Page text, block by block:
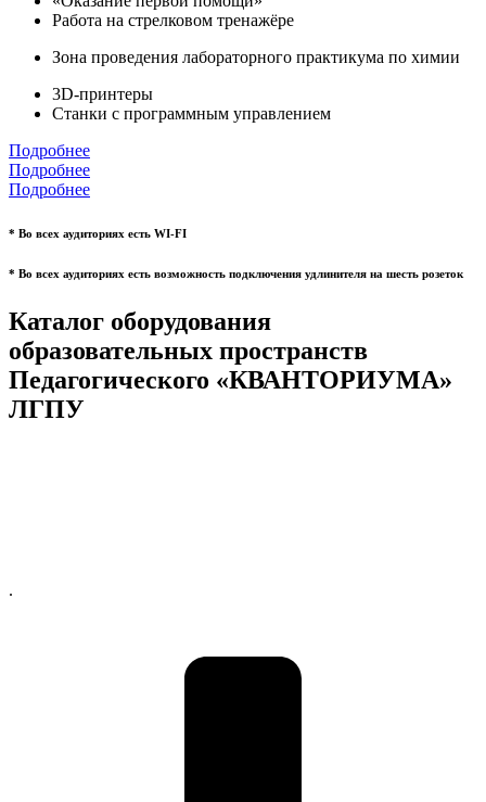
Работа на стрелковом тренажёре
Зона проведения лабораторного практикума по химии
3D-принтеры
Станки с программным управлением
Подробнее
Подробнее
Подробнее
* Во всех аудиториях есть WI-FI
* Во всех аудиториях есть возможность подключения удлинителя на шесть розеток
Каталог оборудования
образовательных пространств
Педагогического «КВАНТОРИУМА»
ЛГПУ
.